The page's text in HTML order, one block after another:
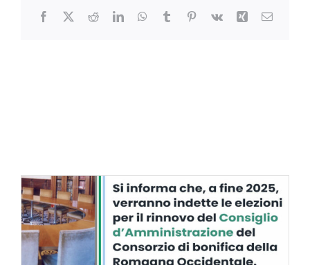
Facebook
X RedditLinkedInWhatsApp
TumblrPinterest
Vk Xing Email